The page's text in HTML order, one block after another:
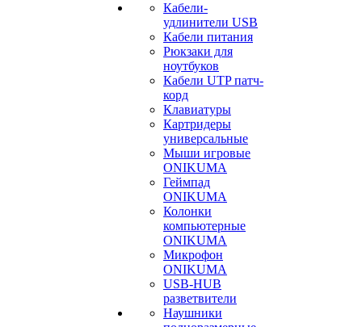
Кабели-
удлинители USB
Кабели питания
Рюкзаки для
ноутбуков
Кабели UTP патч-
корд
Клавиатуры
Картридеры
универсальные
Мыши игровые
ONIKUMA
Геймпад
ONIKUMA
Колонки
компьютерные
ONIKUMA
Микрофон
ONIKUMA
USB-HUB
разветвители
Наушники